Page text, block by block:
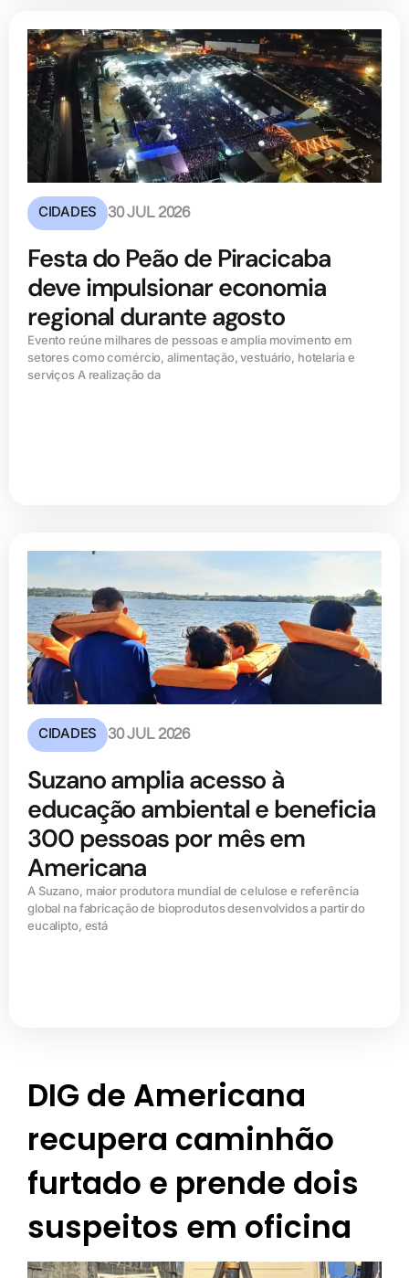
CIDADES 30 JUL 2026
Festa do Peão de Piracicaba
deve impulsionar economia
regional durante agosto
Evento reúne milhares de pessoas e amplia movimento em
setores como comércio, alimentação, vestuário, hotelaria e
serviços A realização da
CIDADES 30 JUL 2026
Suzano amplia acesso à
educação ambiental e beneficia
300 pessoas por mês em
Americana
A Suzano, maior produtora mundial de celulose e referência
global na fabricação de bioprodutos desenvolvidos a partir do
eucalipto, está
DIG de Americana
recupera caminhão
furtado e prende dois
suspeitos em oficina